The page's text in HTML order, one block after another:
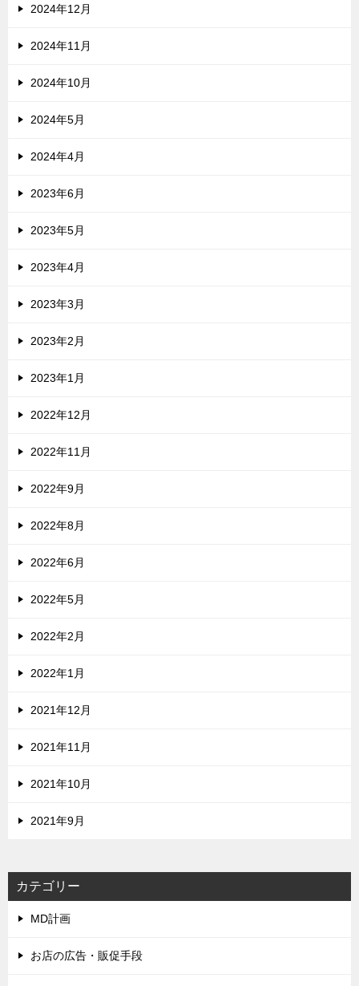
2024年12月
2024年11月
2024年10月
2024年5月
2024年4月
2023年6月
2023年5月
2023年4月
2023年3月
2023年2月
2023年1月
2022年12月
2022年11月
2022年9月
2022年8月
2022年6月
2022年5月
2022年2月
2022年1月
2021年12月
2021年11月
2021年10月
2021年9月
カテゴリー
MD計画
お店の広告・販促手段